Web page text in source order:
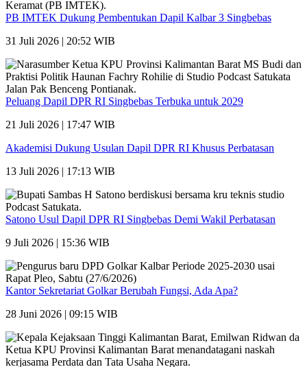
PB IMTEK Dukung Pembentukan Dapil Kalbar 3 Singbebas
31 Juli 2026 | 20:52 WIB
Peluang Dapil DPR RI Singbebas Terbuka untuk 2029
21 Juli 2026 | 17:47 WIB
Akademisi Dukung Usulan Dapil DPR RI Khusus Perbatasan
13 Juli 2026 | 17:13 WIB
Satono Usul Dapil DPR RI Singbebas Demi Wakil Perbatasan
9 Juli 2026 | 15:36 WIB
Kantor Sekretariat Golkar Berubah Fungsi, Ada Apa?
28 Juni 2026 | 09:15 WIB